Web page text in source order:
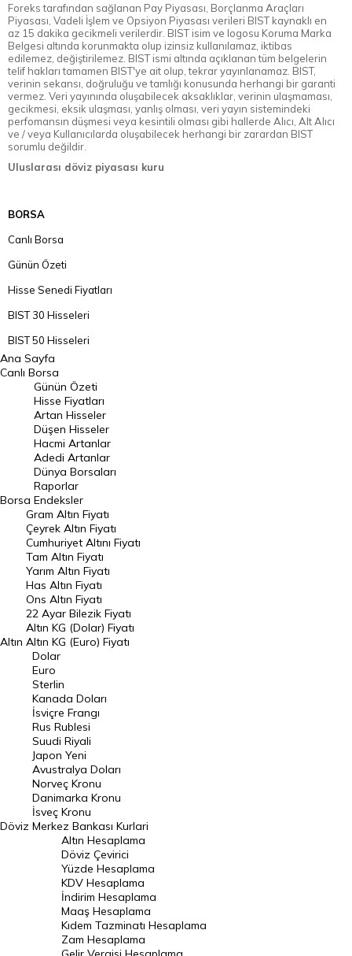
Foreks tarafından sağlanan Pay Piyasası, Borçlanma Araçları
Piyasası, Vadeli İşlem ve Opsiyon Piyasası verileri BIST kaynaklı en
az 15 dakika gecikmeli verilerdir. BIST isim ve logosu Koruma Marka
Belgesi altında korunmakta olup izinsiz kullanılamaz, iktibas
edilemez, değiştirilemez. BIST ismi altında açıklanan tüm belgelerin
telif hakları tamamen BIST'ye ait olup, tekrar yayınlanamaz. BIST,
verinin sekansı, doğruluğu ve tamlığı konusunda herhangi bir garanti
vermez. Veri yayınında oluşabilecek aksaklıklar, verinin ulaşmaması,
gecikmesi, eksik ulaşması, yanlış olması, veri yayın sistemindeki
perfomansın düşmesi veya kesintili olması gibi hallerde Alıcı, Alt Alıcı
ve / veya Kullanıcılarda oluşabilecek herhangi bir zarardan BIST
sorumlu değildir.
Uluslarası döviz piyasası kuru
BORSA
Canlı Borsa
Günün Özeti
Hisse Senedi Fiyatları
BIST 30 Hisseleri
BIST 50 Hisseleri
BIST 100 Hisseleri
En Çok Artan Hisseler
En Çok Düşen Hisseler
Hacmi Artanlar
Geçmiş Kapanışlar
Dünya Borsaları
Raporlar
Endeksler
DÖVİZ
Döviz Kuru
Dolar Kuru
Euro Kuru
Pound Kuru
Frank Kuru
Riyal Kuru
Avustralya Doları
Danimarka Kronu Kuru
Kanada Doları Kuru
Norveç Kronu Kuru
İsveç Kronu Kuru
Japon Yeni Kuru
Serbest Piyasa Döviz Kurları
Merkez Bankası Döviz Kurları
Ana Sayfa
Canlı Borsa
Borsa
Günün Özeti
Hisse Fiyatları
Artan Hisseler
Düşen Hisseler
Hacmi Artanlar
Adedi Artanlar
Dünya Borsaları
Raporlar
Endeksler
Altın
Gram Altın Fiyatı
Çeyrek Altın Fiyatı
Cumhuriyet Altını Fiyatı
Tam Altın Fiyatı
Yarım Altın Fiyatı
Has Altın Fiyatı
Ons Altın Fiyatı
22 Ayar Bilezik Fiyatı
Altın KG (Dolar) Fiyatı
Altın KG (Euro) Fiyatı
Döviz
Dolar
Euro
Sterlin
Kanada Doları
İsviçre Frangı
Rus Rublesi
Suudi Riyali
Japon Yeni
Avustralya Doları
Norveç Kronu
Danimarka Kronu
İsveç Kronu
Merkez Bankası Kurlari
Altın Hesaplama
Döviz Çevirici
Yüzde Hesaplama
KDV Hesaplama
İndirim Hesaplama
Maaş Hesaplama
Kıdem Tazminatı Hesaplama
Zam Hesaplama